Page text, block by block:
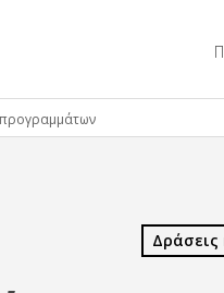
Δράσεις